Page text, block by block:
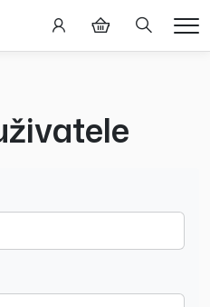
Hledání